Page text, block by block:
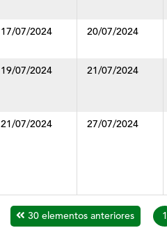
17/07/2024
20/07/2024
19/07/2024
21/07/2024
21/07/2024 27/07/2024
30 elementos anteriores 1